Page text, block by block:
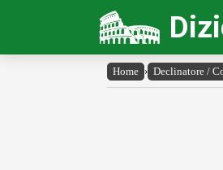
Home › Declinatore /